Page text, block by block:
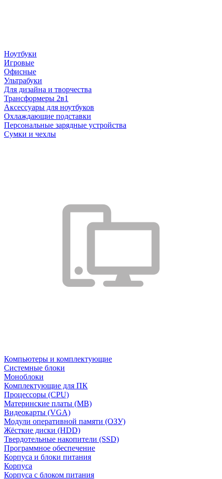
Ноутбуки
Игровые
Офисные
Ультрабуки
Для дизайна и творчества
Трансформеры 2в1
Аксессуары для ноутбуков
Охлаждающие подставки
Персональные зарядные устройства
Сумки и чехлы
Компьютеры и комплектующие
Системные блоки
Моноблоки
Комплектующие для ПК
Процессоры (CPU)
Материнские платы (MB)
Видеокарты (VGA)
Модули оперативной памяти (ОЗУ)
Жёсткие диски (HDD)
Твердотельные накопители (SSD)
Программное обеспечение
Корпуса и блоки питания
Корпуса
Корпуса с блоком питания